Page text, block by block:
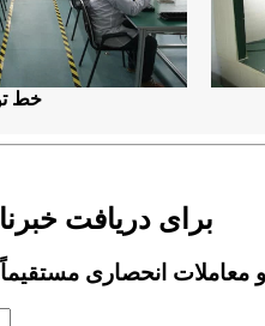
خط
برای دریافت